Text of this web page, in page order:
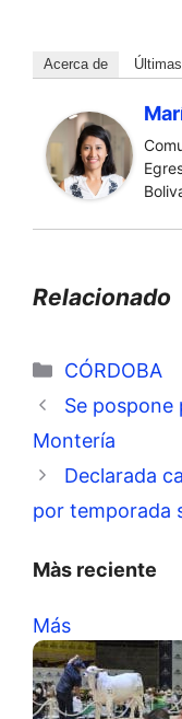
Acerca de
Relacionado
Categorías
CÓRDOBA
Se pospone
Montería
Declarada
por temporada
Màs reciente
Más